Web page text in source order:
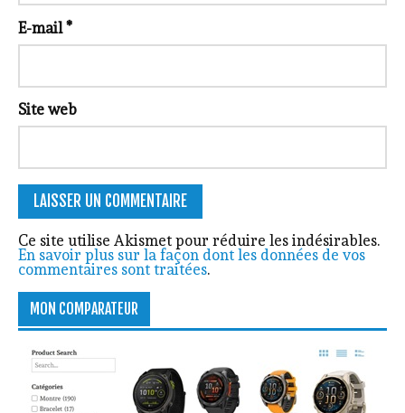
E-mail*
Site web
Ce site utilise Akismet pour réduire les indésirables.
En savoir plus sur la façon dont les données de vos
commentaires sont traitées.
MON COMPARATEUR